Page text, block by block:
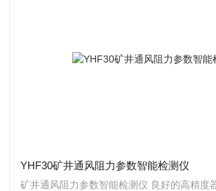
YHF30矿井通风阻力参数智能检测仪
矿井通风阻力参数智能检测仪 良好的高精度